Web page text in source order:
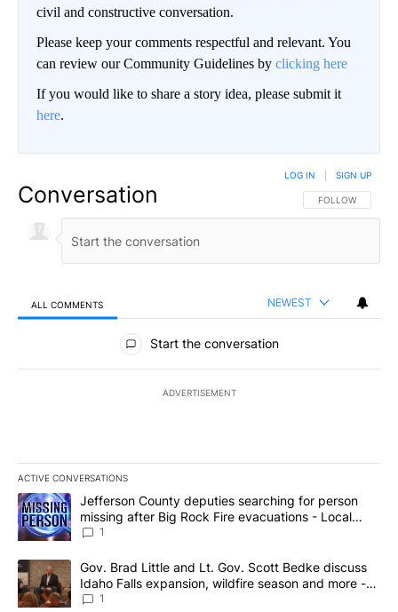
civil and constructive conversation.
Please keep your comments respectful and relevant. You
can review our Community Guidelines by clicking here
If you would like to share a story idea, please submit it
here.
Conversation FOLLOW THIS
FOLLOW
LOG IN SIGN UP
ALL COMMENTS NEWEST
All Comments
Start the conversation
ADVERTISEMENT
ACTIVE CONVERSATIONS
The following is a list of the most commented articles in the last
A trending article titled "Jefferson County deputies searching
Jefferson County deputies searching for person
missing after Big Rock Fire evacuations - Local
News 8
1
A trending article titled "Gov. Brad Little and Lt. Gov. Scott
Gov. Brad Little and Lt. Gov. Scott Bedke discuss
Idaho Falls expansion, wildfire season and more -
Local News 8
1